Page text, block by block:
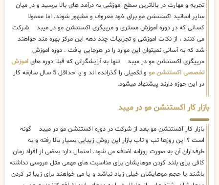
تجربه و مهارت در بالاترین سطح اموزشی به درآمد های بالا برسید و در میان
سایر اساتید اکستنشن مو برای خود معروف و مشهور شوند. اما معمولا
کسانی که در دوره آموزش مستری و مربیگری اکستنشن مو در میبد شرکت
می کنند ، از نکات اموزشی و تجربیات چند دهه این مرکز بهره مند خواهند
شد که به آسانی نمیتوان این موارد را در هرجایی یافت . دوره اموزش
مربیگری اکستنشن مو در میبد تنها به آرایشگرانی که قبلا دوره های اموزش
تخصصی اکستنشن مو
و تکمیلی را گذرانده اند و یا حداقل 5 سال سابقه کار
در این حوزه دارند پیشنهاد میشود.
بازار کار اکستنشن مو در میبد
بازار کار اکستنشن مو بعد از شرکت در دوره اکستنشن مو در میبد گونه
است ؟ این روزها تب و تاب بازار این روش زیبایی بسیار بالا رفته و به
طرفداران آن به صورت روزانه اضافه می شود. احتمال دارد بعضی از افراد زمان
کافی برای بلند کردن موهایشان برای مناسبت های مهمی مثل عروسی نداشته
باشند یا حجم موهایشان خیلی زیاد نباشد و یا می خواهند برای زیبا تر کردن